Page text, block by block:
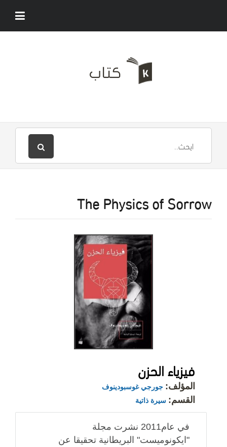
The Physics of Sorrow
فيزياء الحزن
المؤلف: جورجي غوسبودينوف
القسم: سيرة ذاتية
في عام2011 نشرت مجلة
"ايكونوميست" البريطانية تحقيقا عن